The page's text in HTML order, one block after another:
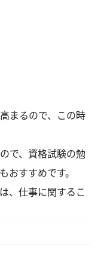
まるので、この時
で、資格試験の勉
おすすめです。
、仕事に関するこ